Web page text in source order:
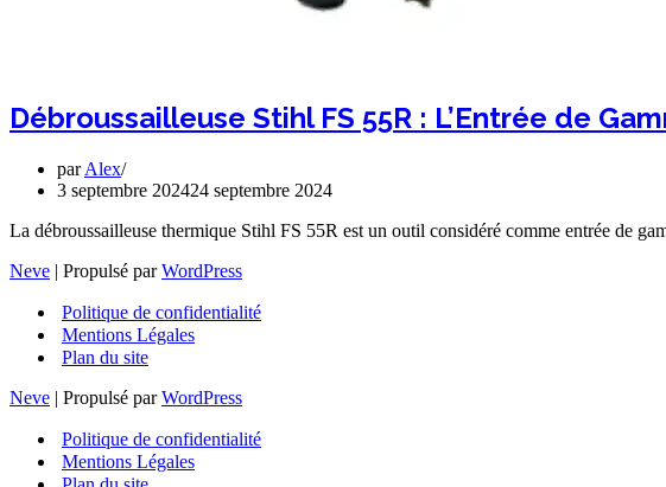
Débroussailleuse Stihl FS 55R : L’Entrée de
parAlex
3 septembre 202424 septembre 2024
La débroussailleuse thermique Stihl FS 55R est un outil considéré comme entrée de
Neve | Propulsé parWordPress
Politique de confidentialité
Mentions Légales
Plan du site
Neve | Propulsé parWordPress
Politique de confidentialité
Mentions Légales